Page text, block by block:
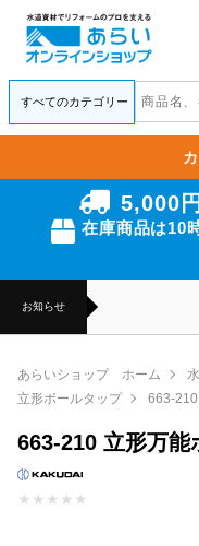
5,000
在庫商品は10
お知らせ
あらいショップ ホーム
立形ボールタップ
663-
663-210 立形万能
★ ★ ★ ★ ★